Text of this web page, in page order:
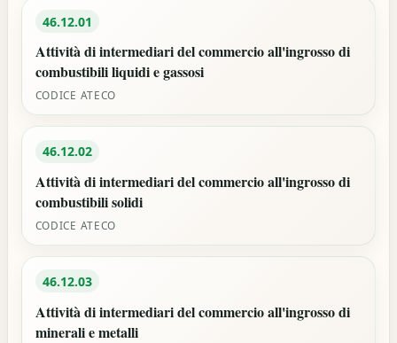
46.12.01
Attività di intermediari del commercio all'ingrosso di
combustibili liquidi e gassosi
CODICE ATECO
46.12.02
Attività di intermediari del commercio all'ingrosso di
combustibili solidi
CODICE ATECO
46.12.03
Attività di intermediari del commercio all'ingrosso di
minerali e metalli